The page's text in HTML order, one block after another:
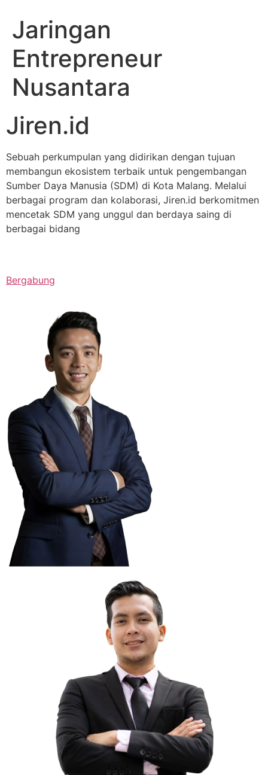
Jaringan
Entrepreneur
Nusantara
Jiren.id
Sebuah perkumpulan yang didirikan dengan tujuan
membangun ekosistem terbaik untuk pengembangan
Sumber Daya Manusia (SDM) di Kota Malang. Melalui
berbagai program dan kolaborasi, Jiren.id berkomitmen
mencetak SDM yang unggul dan berdaya saing di
berbagai bidang
Bergabung